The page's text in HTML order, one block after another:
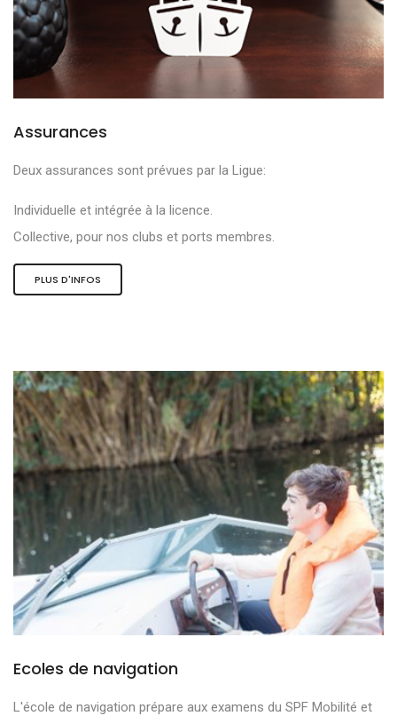
Assurances
Deux assurances sont prévues par la Ligue:
Individuelle et intégrée à la licence.
Collective, pour nos clubs et ports membres.
PLUS D'INFOS
Ecoles de navigation
L'école de navigation prépare aux examens du SPF Mobilité et